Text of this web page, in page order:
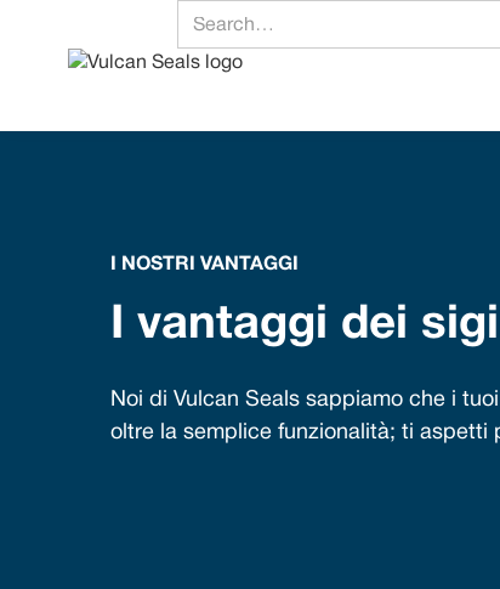
I NOSTRI VANTAGGI
I vantaggi dei
Noi di Vulcan Seals sappiamo che i
oltre la semplice funzionalità; ti aspetti